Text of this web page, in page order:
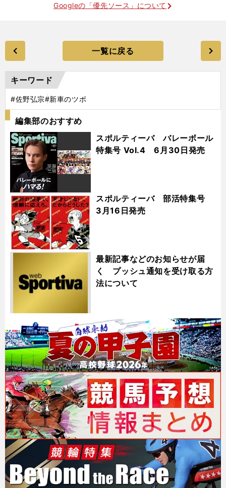
Googleの「優先ソース」について
一覧に戻る
キーワード
#佐野弘宗#新車のツボ
編集部のおすすめ
スポルティーバ バレーボール
特集号 Vol.4 6月30日発売
スポルティーバ 部活特集号
3月16日発売
最新記事などのお知らせが届
く プッシュ通知を受け取る方
法について